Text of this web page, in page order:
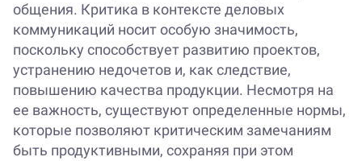
общения. Критика в контексте деловых
коммуникаций носит особую значимость,
поскольку способствует развитию проектов,
устранению недочетов и, как следствие,
повышению качества продукции. Несмотря на
ее важность, существуют определенные нормы,
которые позволяют критическим замечаниям
быть продуктивными, сохраняя при этом